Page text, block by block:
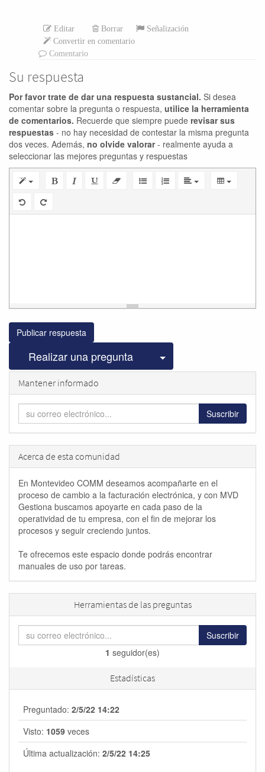
Editar Borrar
Señalización
Convertir en comentario
Comentario
Su respuesta
Por favor trate de dar una respuesta sustancial. Si desea
comentar sobre la pregunta o respuesta, utilice la herramienta
de comentarios. Recuerde que siempre puede revisar sus
respuestas - no hay necesidad de contestar la misma pregunta
dos veces. Además, no olvide valorar- realmente ayuda a
seleccionar las mejores preguntas y respuestas
Publicar respuesta
Realizar una pregunta Seleccionar
Mantener informado
Suscribir
Acerca de esta comunidad
En Montevideo COMM deseamos acompañarte en el
proceso de cambio a la facturación electrónica, y con MVD
Gestiona buscamos apoyarte en cada paso de la
operatividad de tu empresa, con el fin de mejorar los
procesos y seguir creciendo juntos.
Te ofrecemos este espacio donde podrás encontrar
manuales de uso por tareas.
Herramientas de las preguntas
Suscribir
1 seguidor(es)
Estadísticas
Preguntado: 2/5/22 14:22
Visto: 1059 veces
Última actualización: 2/5/22 14:25